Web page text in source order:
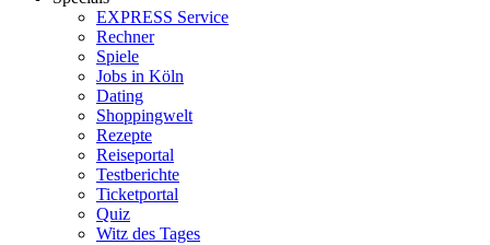
EXPRESS Service
Rechner
Spiele
Jobs in Köln
Dating
Shoppingwelt
Rezepte
Reiseportal
Testberichte
Ticketportal
Quiz
Witz des Tages